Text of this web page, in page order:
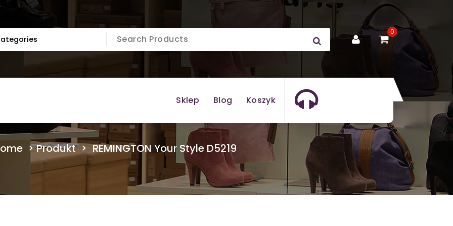
0
Sklep Blog Koszyk
>Produkt> REMINGTON Your Style D5219